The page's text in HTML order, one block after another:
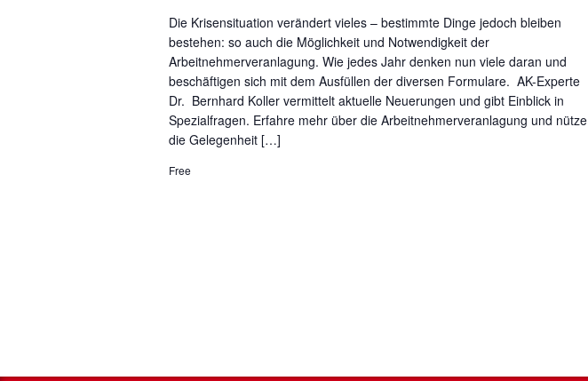
Die Krisensituation verändert vieles – bestimmte Dinge jedoch bleiben
bestehen: so auch die Möglichkeit und Notwendigkeit der
Arbeitnehmerveranlagung. Wie jedes Jahr denken nun viele daran und
beschäftigen sich mit dem Ausfüllen der diversen Formulare. AK-Experte
Dr. Bernhard Koller vermittelt aktuelle Neuerungen und gibt Einblick in
Spezialfragen. Erfahre mehr über die Arbeitnehmerveranlagung und nütze
die Gelegenheit […]
Free